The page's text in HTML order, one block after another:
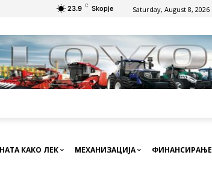
23.9 C Skopje Saturday, August 8, 2026
КАКО ЛЕК МЕХАНИЗАЦИЈА ФИНАНСИРАЊЕ